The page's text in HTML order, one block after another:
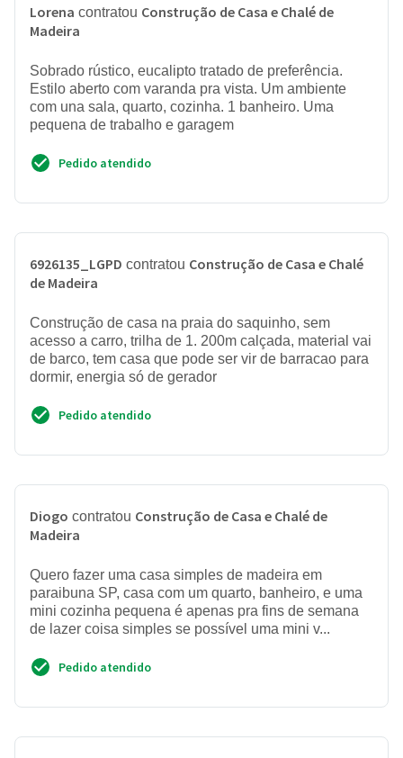
Lorena contratou Construção de Casa e Chalé de
Madeira
Sobrado rústico, eucalipto tratado de preferência.
Estilo aberto com varanda pra vista. Um ambiente
com una sala, quarto, cozinha. 1 banheiro. Uma
pequena de trabalho e garagem
Pedido atendido
6926135_LGPD contratou Construção de Casa e Chalé
de Madeira
Construção de casa na praia do saquinho, sem
acesso a carro, trilha de 1. 200m calçada, material vai
de barco, tem casa que pode ser vir de barracao para
dormir, energia só de gerador
Pedido atendido
Diogo contratou Construção de Casa e Chalé de
Madeira
Quero fazer uma casa simples de madeira em
paraibuna SP, casa com um quarto, banheiro, e uma
mini cozinha pequena é apenas pra fins de semana
de lazer coisa simples se possível uma mini v...
Pedido atendido